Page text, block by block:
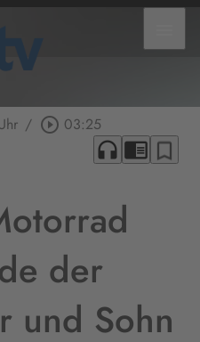
/ play_circle_outline 03:25
headphones chrome_reader_mode bookmark_border
der
und Sohn